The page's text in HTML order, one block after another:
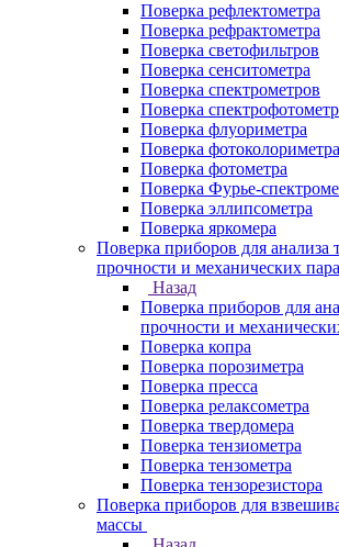
Поверка рефлектометра
Поверка рефрактометра
Поверка светофильтров
Поверка сенситометра
Поверка спектрометров
Поверка
Поверка флуориметра
Поверка фотоколориметра
Поверка фотометра
Поверка Фурье-
Поверка эллипсометра
Поверка яркомера
Поверка приборов для анализа
прочности и механических
Назад
Поверка приборов для
прочности и
Поверка копра
Поверка порозиметра
Поверка пресса
Поверка релаксометра
Поверка твердомера
Поверка тензиометра
Поверка тензометра
Поверка тензорезистора
Поверка приборов для
массы